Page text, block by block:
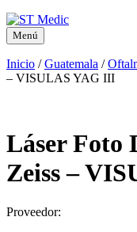
Menú
Inicio /Guatemala /
– VISULAS YAG III
Láser Foto
Zeiss –
Proveedor: